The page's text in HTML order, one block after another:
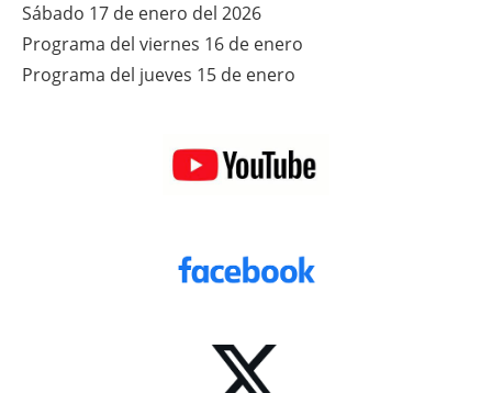
Sábado 17 de enero del 2026
Programa del viernes 16 de enero
Programa del jueves 15 de enero